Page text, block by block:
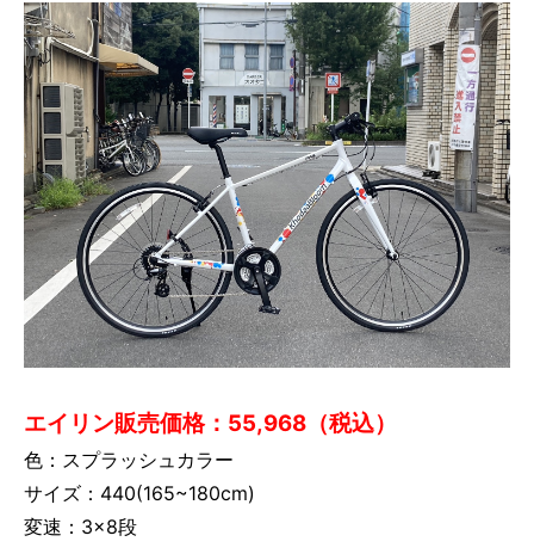
エイリン販売価格：55,968（税込）
色：スプラッシュカラー
サイズ：440(165~180cm)
変速：3×8段